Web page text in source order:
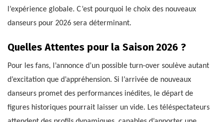
l’expérience globale. C’est pourquoi le choix des nouveaux
danseurs pour 2026 sera déterminant.
Quelles Attentes pour la Saison 2026 ?
Pour les fans, l’annonce d’un possible turn-over soulève autant
d’excitation que d’appréhension. Si l’arrivée de nouveaux
danseurs promet des performances inédites, le départ de
figures historiques pourrait laisser un vide. Les téléspectateurs